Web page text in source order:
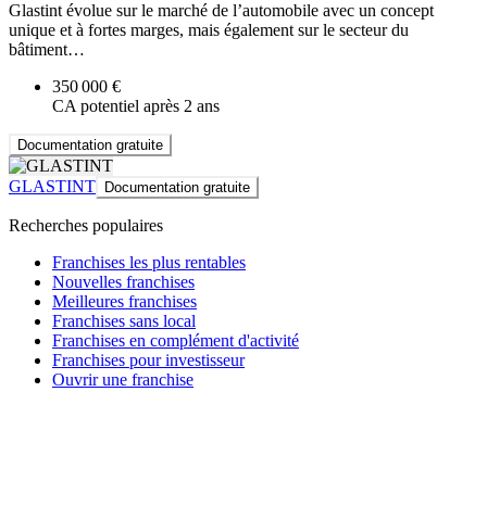
Glastint évolue sur le marché de l’automobile avec un concept
unique et à fortes marges, mais également sur le secteur du
bâtiment…
350 000 €
CA potentiel après 2 ans
Documentation gratuite
GLASTINT Documentation gratuite
Recherches populaires
Franchises les plus rentables
Nouvelles franchises
Meilleures franchises
Franchises sans local
Franchises en complément d'activité
Franchises pour investisseur
Ouvrir une franchise